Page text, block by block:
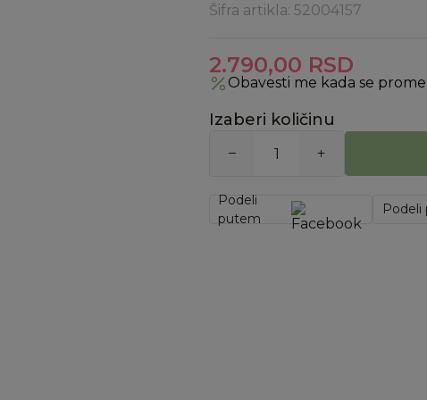
Šifra artikla: 52004157
2.790,00 RSD
Obavesti me kada se
Izaberi količinu
Podeli
putem
Podeli